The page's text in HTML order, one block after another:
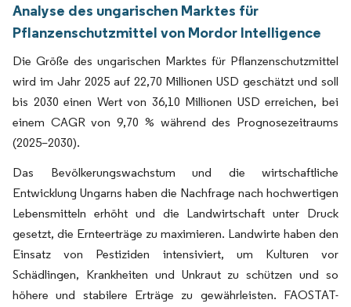
Analyse des ungarischen Marktes für
Pflanzenschutzmittel von Mordor Intelligence
Die Größe des ungarischen Marktes für Pflanzenschutzmittel
wird im Jahr 2025 auf 22,70 Millionen USD geschätzt und soll
bis 2030 einen Wert von 36,10 Millionen USD erreichen, bei
einem CAGR von 9,70 % während des Prognosezeitraums
(2025–2030).
Das Bevölkerungswachstum und die wirtschaftliche
Entwicklung Ungarns haben die Nachfrage nach hochwertigen
Lebensmitteln erhöht und die Landwirtschaft unter Druck
gesetzt, die Ernteerträge zu maximieren. Landwirte haben den
Einsatz von Pestiziden intensiviert, um Kulturen vor
Schädlingen, Krankheiten und Unkraut zu schützen und so
höhere und stabilere Erträge zu gewährleisten. FAOSTAT-